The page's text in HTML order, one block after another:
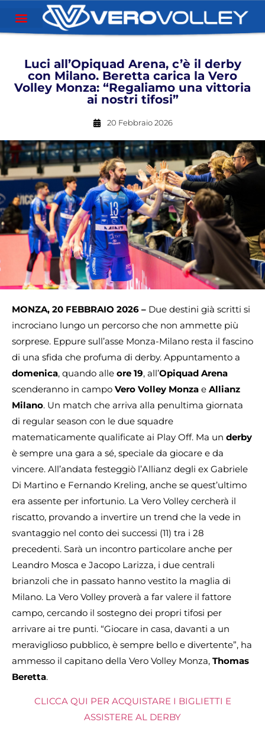
Luci all’Opiquad Arena, c’è il derby
con Milano. Beretta carica la Vero
Volley Monza: “Regaliamo una vittoria
ai nostri tifosi”
20 Febbraio 2026
MONZA, 20 FEBBRAIO 2026 – Due destini già scritti si
incrociano lungo un percorso che non ammette più
sorprese. Eppure sull’asse Monza-Milano resta il fascino
di una sfida che profuma di derby. Appuntamento a
domenica, quando alle ore 19, all’Opiquad Arena
scenderanno in campo Vero Volley Monza e Allianz
Milano. Un match che arriva alla penultima giornata
di regular season con le due squadre
matematicamente qualificate ai Play Off. Ma un derby
è sempre una gara a sé, speciale da giocare e da
vincere. All’andata festeggiò l’Allianz degli ex Gabriele
Di Martino e Fernando Kreling, anche se quest’ultimo
era assente per infortunio. La Vero Volley cercherà il
riscatto, provando a invertire un trend che la vede in
svantaggio nel conto dei successi (11) tra i 28
precedenti. Sarà un incontro particolare anche per
Leandro Mosca e Jacopo Larizza, i due centrali
brianzoli che in passato hanno vestito la maglia di
Milano. La Vero Volley proverà a far valere il fattore
campo, cercando il sostegno dei propri tifosi per
arrivare ai tre punti. “Giocare in casa, davanti a un
meraviglioso pubblico, è sempre bello e divertente”, ha
ammesso il capitano della Vero Volley Monza, Thomas
Beretta.
CLICCA QUI PER ACQUISTARE I BIGLIETTI E
ASSISTERE AL DERBY